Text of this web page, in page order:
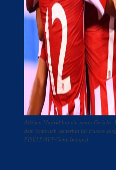
Atlético Madrid hat ein neues Gesicht:
dem Umbruch weiterhin für Furore
EISELE/AFP/Getty Images)